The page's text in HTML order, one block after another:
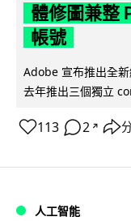
體修圖兼整
帳號
Adobe 宣布推出全
去年推出三個獨立
113 2 ↗
人工智能